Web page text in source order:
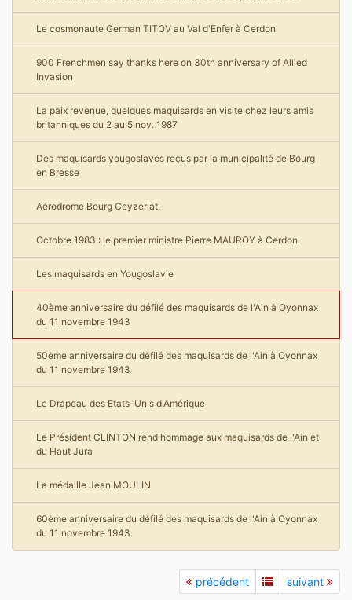
Le cosmonaute German TITOV au Val d'Enfer à Cerdon
900 Frenchmen say thanks here on 30th anniversary of Allied
Invasion
La paix revenue, quelques maquisards en visite chez leurs amis
britanniques du 2 au 5 nov. 1987
Des maquisards yougoslaves reçus par la municipalité de Bourg
en Bresse
Aérodrome Bourg Ceyzeriat.
Octobre 1983 : le premier ministre Pierre MAUROY à Cerdon
Les maquisards en Yougoslavie
40ème anniversaire du défilé des maquisards de l'Ain à Oyonnax
du 11 novembre 1943
50ème anniversaire du défilé des maquisards de l'Ain à Oyonnax
du 11 novembre 1943
Le Drapeau des Etats-Unis d'Amérique
Le Président CLINTON rend hommage aux maquisards de l'Ain et
du Haut Jura
La médaille Jean MOULIN
60ème anniversaire du défilé des maquisards de l'Ain à Oyonnax
du 11 novembre 1943
précédent suivant